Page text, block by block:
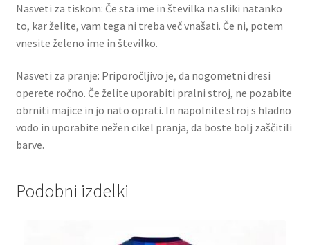
Nasveti za tiskom: Če sta ime in številka na sliki natanko
to, kar želite, vam tega ni treba več vnašati. Če ni, potem
vnesite želeno ime in številko.
Nasveti za pranje: Priporočljivo je, da nogometni dresi
operete ročno. Če želite uporabiti pralni stroj, ne pozabite
obrniti majice in jo nato oprati. In napolnite stroj s hladno
vodo in uporabite nežen cikel pranja, da boste bolj zaščitili
barve.
Podobni izdelki